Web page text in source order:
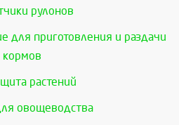
рулонов
для приготовления и раздачи
кормов
растений
овощеводства